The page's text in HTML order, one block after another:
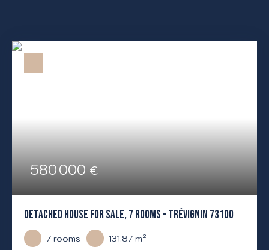
580 000€
DETACHED HOUSE FOR SALE, 7 ROOMS - TRÉVIGNIN 73100
7rooms 131.87m²